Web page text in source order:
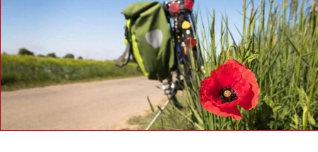
TAGS FEATURED INFOS HANNUT
Bientôt un centre de tir pour entraîner les policiers à
Villers-le-Bouillet ?